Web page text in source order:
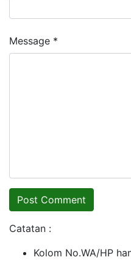
Message *
Catatan :
Kolom No.WA/HP